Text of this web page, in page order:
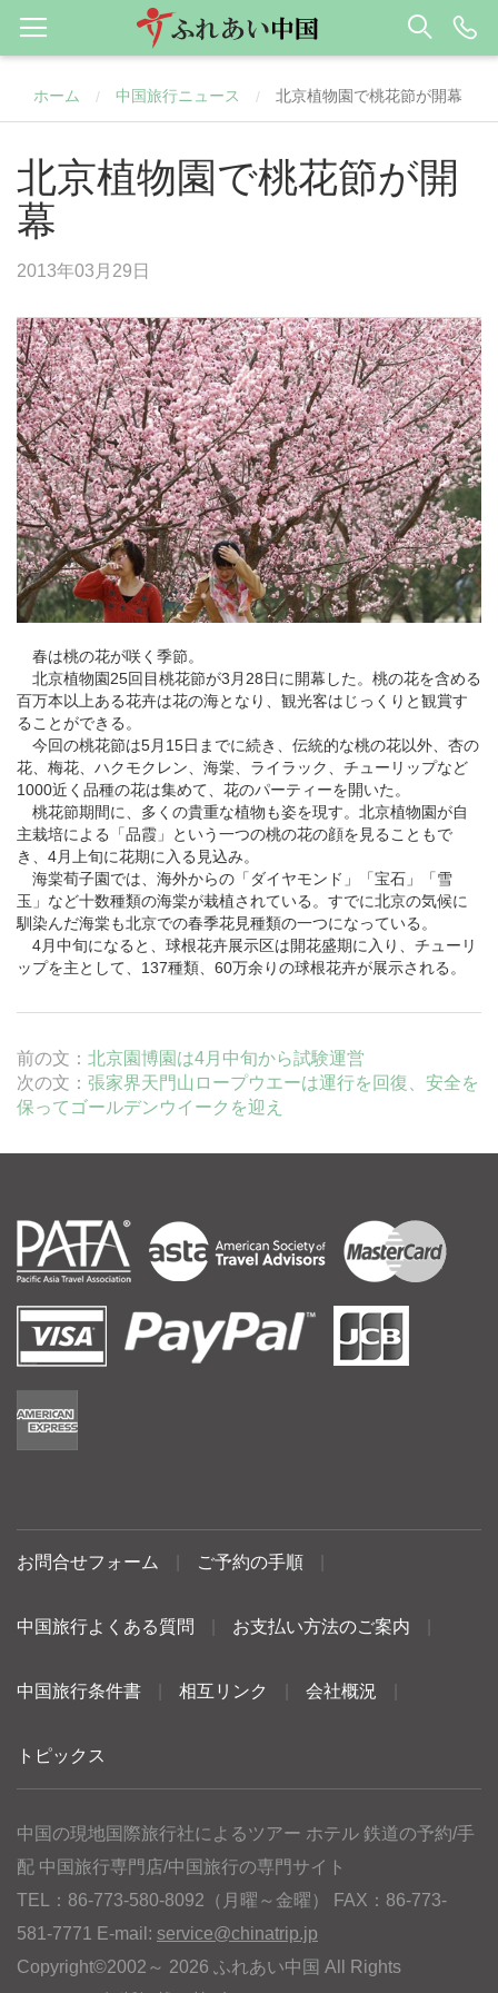
ホーム / 中国旅行ニュース / 北京植物園で桃花節が開幕
北京植物園で桃花節が開
幕
2013年03月29日
春は桃の花が咲く季節。
北京植物園25回目桃花節が3月28日に開幕した。桃の花を含める
百万本以上ある花卉は花の海となり、観光客はじっくりと観賞す
ることができる。
今回の桃花節は5月15日までに続き、伝統的な桃の花以外、杏の
花、梅花、ハクモクレン、海棠、ライラック、チューリップなど
1000近く品種の花は集めて、花のパーティーを開いた。
桃花節期間に、多くの貴重な植物も姿を現す。北京植物園が自
主栽培による「品霞」という一つの桃の花の顔を見ることもで
き、 4月上旬に花期に入る見込み。
海棠荀子園では、海外からの「ダイヤモンド」「宝石」「雪
玉」など十数種類の海棠が栽植されている。すでに北京の気候に
馴染んだ海棠も北京での春季花見種類の一つになっている。
4月中旬になると、球根花卉展示区は開花盛期に入り、チューリ
ップを主として、 137種類、60万余りの球根花卉が展示される。
前の文： 北京園博園は4月中旬から試験運営
次の文： 張家界天門山ロープウエーは運行を回復、安全を
保ってゴールデンウイークを迎え
お問合せフォーム ご予約の手順
中国旅行よくある質問 お支払い方法のご案内
中国旅行条件書 相互リンク 会社概況
トピックス
中国の現地国際旅行社によるツアー ホテル 鉄道の予約/手
配 中国旅行専門店/中国旅行の専門サイト
TEL：86-773-580-8092（月曜～金曜） FAX：86-773-
581-7771 E-mail: service@chinatrip.jp
Copyright©2002～ 2026 ふれあい中国 All Rights